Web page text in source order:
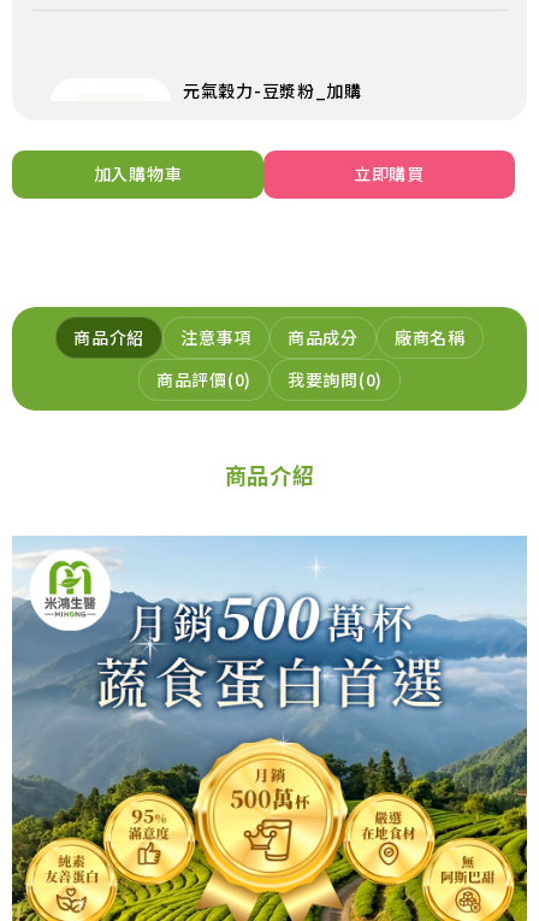
元氣穀力-豆漿粉_加購
加入購物車
元氣穀力-純淨奇亞籽_加購
NT$299 NT$299
加入購物車
元氣穀力-洋車前籽_加購
NT$299NT$299
加入購物車
加入購物車 立即購買
商品介紹 注意事項 商品成分
廠商名稱
商品評價 0 我要詢問 0
商品介紹